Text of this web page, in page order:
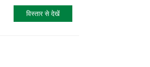
विस्तार से देखें